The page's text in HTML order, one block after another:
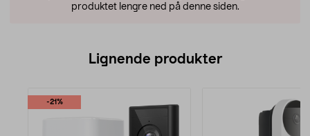
produktet lengre ned på denne siden.
Lignende produkter
-21%